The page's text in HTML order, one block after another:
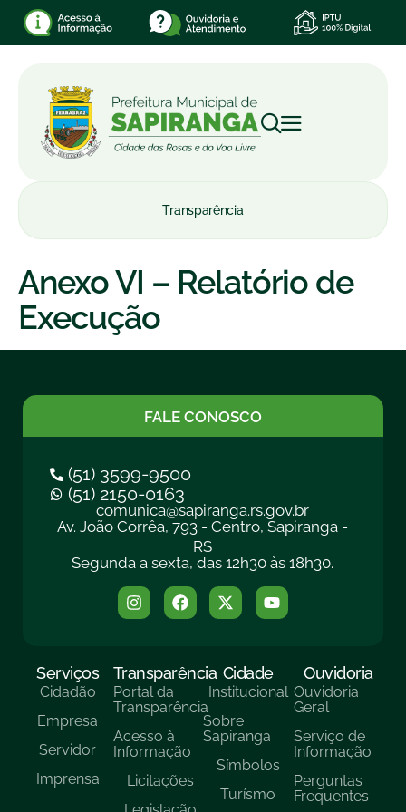
Transparência
Anexo VI – Relatório de
Execução
FALE CONOSCO
(51) 3599-9500
(51) 2150-0163
comunica@sapiranga.rs.gov.br
Av. João Corrêa, 793 - Centro, Sapiranga -
RS
Segunda a sexta, das 12h30 às 18h30.
Serviços
Cidadão
Empresa
Servidor
Imprensa
Transparência
Portal da
Transparência
Acesso à
Informação
Licitações
Cidade
Institucional
Sobre
Sapiranga
Símbolos
Turísmo
Ouvidoria
Ouvidoria
Geral
Serviço de
Informação
Perguntas
Frequentes